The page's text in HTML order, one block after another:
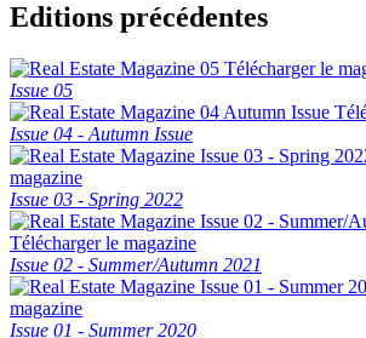
Editions précédentes
Télécharger le
Issue 05
Issue 04 - Autumn Issue
magazine
Issue 03 - Spring 2022
Télécharger le magazine
Issue 02 - Summer/Autumn 2021
magazine
Issue 01 - Summer 2020